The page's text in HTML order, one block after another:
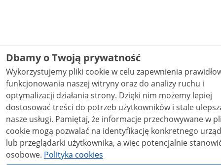
Dbamy o Twoją prywatność
Wykorzystujemy pliki cookie w celu zapewnienia
funkcjonowania naszej witryny oraz do analizy ruchu i
optymalizacji działania strony. Dzięki nim możemy lepiej
dostosować treści do potrzeb użytkowników i stale
nasze usługi. Pamiętaj, że informacje przechowywane w plikach
cookie mogą pozwalać na identyfikację konkretnego
lub przeglądarki użytkownika, a więc potencjalnie
osobowe. Polityka cookies